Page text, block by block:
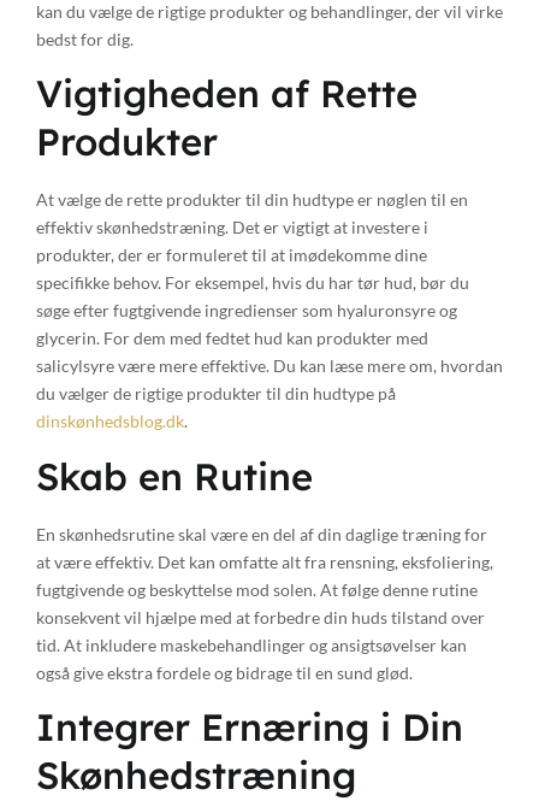
kan du vælge de rigtige produkter og behandlinger, der vil virke
bedst for dig.
Vigtigheden af Rette
Produkter
At vælge de rette produkter til din hudtype er nøglen til en
effektiv skønhedstræning. Det er vigtigt at investere i
produkter, der er formuleret til at imødekomme dine
specifikke behov. For eksempel, hvis du har tør hud, bør du
søge efter fugtgivende ingredienser som hyaluronsyre og
glycerin. For dem med fedtet hud kan produkter med
salicylsyre være mere effektive. Du kan læse mere om, hvordan
du vælger de rigtige produkter til din hudtype på
dinskønhedsblog.dk.
Skab en Rutine
En skønhedsrutine skal være en del af din daglige træning for
at være effektiv. Det kan omfatte alt fra rensning, eksfoliering,
fugtgivende og beskyttelse mod solen. At følge denne rutine
konsekvent vil hjælpe med at forbedre din huds tilstand over
tid. At inkludere maskebehandlinger og ansigtsøvelser kan
også give ekstra fordele og bidrage til en sund glød.
Integrer Ernæring i Din
Skønhedstræning